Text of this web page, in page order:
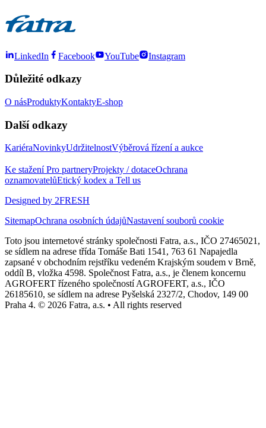
LinkedIn Facebook YouTube Instagram
Důležité odkazy
O násProduktyKontaktyE-shop
Další odkazy
KariéraNovinkyUdržitelnostVýběrová řízení a aukce
Ke staženíPro partneryProjekty / dotaceOchrana
oznamovatelůEtický kodex a Tell us
Designed by 2FRESH
SitemapOchrana osobních údajůNastavení souborů cookie
Toto jsou internetové stránky společnosti Fatra, a.s., IČO 27465021,
se sídlem na adrese třída Tomáše Bati 1541, 763 61 Napajedla
zapsané v obchodním rejstříku vedeném Krajským soudem v Brně,
oddíl B, vložka 4598. Společnost Fatra, a.s., je členem koncernu
AGROFERT řízeného společností AGROFERT, a.s., IČO
26185610, se sídlem na adrese Pyšelská 2327/2, Chodov, 149 00
Praha 4. © 2026 Fatra, a.s. • All rights reserved